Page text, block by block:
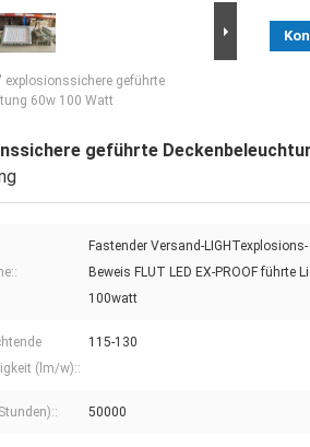
explosionssichere geführte
60w 100 Watt
geführte
Fastender Versand-LIGHTexplosions-
Beweis FLUT LED EX-PROOF führte
100watt
(lm/w)::
115-130
50000